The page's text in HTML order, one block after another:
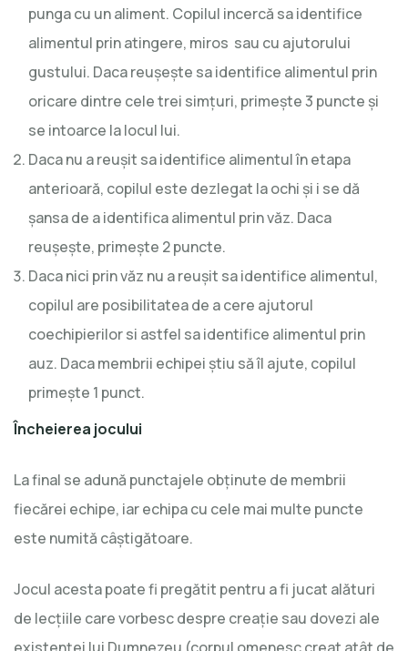
punga cu un aliment. Copilul incercă sa identifice
alimentul prin atingere, miros sau cu ajutorului
gustului. Daca reușește sa identifice alimentul prin
oricare dintre cele trei simțuri, primește 3 puncte și
se intoarce la locul lui.
Daca nu a reușit sa identifice alimentul în etapa
anterioară, copilul este dezlegat la ochi și i se dă
șansa de a identifica alimentul prin văz. Daca
reușește, primește 2 puncte.
Daca nici prin văz nu a reușit sa identifice alimentul,
copilul are posibilitatea de a cere ajutorul
coechipierilor si astfel sa identifice alimentul prin
auz. Daca membrii echipei știu să îl ajute, copilul
primește 1 punct.
Încheierea jocului
La final se adună punctajele obținute de membrii
fiecărei echipe, iar echipa cu cele mai multe puncte
este numită câștigătoare.
Jocul acesta poate fi pregătit pentru a fi jucat alături
de lecțiile care vorbesc despre creație sau dovezi ale
existenței lui Dumnezeu (corpul omenesc creat atât de